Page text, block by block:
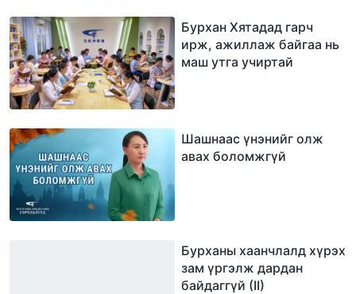
Бурхан Хятадад гарч
ирж, ажиллаж байгаа нь
маш утга учиртай
Шашнаас үнэнийг олж
авах боломжгүй
Бурханы хаанчлалд хүрэх
зам үргэлж дардан
байдаггүй (II)